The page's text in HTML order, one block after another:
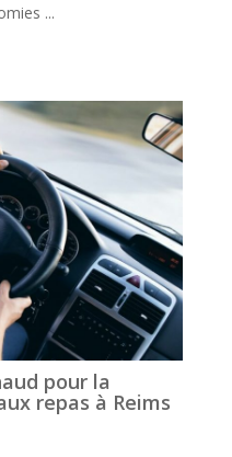
...
pour la
repas à Reims